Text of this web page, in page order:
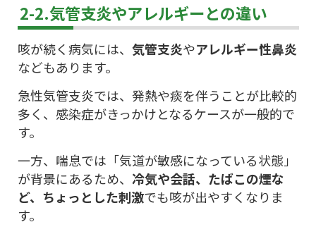
2-2.気管支炎やアレルギーとの違い
咳が続く病気には、 気管支炎やアレルギー性鼻炎
などもあります。
急性気管支炎では、発熱や痰を伴うことが比較的
多く、感染症がきっかけとなるケースが一般的で
す。
一方、喘息では「気道が敏感になっている状態」
が背景にあるため、 冷気や会話、たばこの煙な
ど、ちょっとした刺激でも咳が出やすくなりま
す。